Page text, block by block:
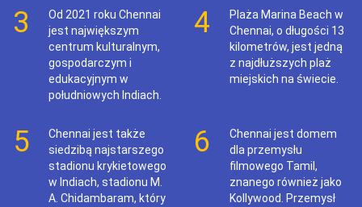
3
Od 2021 roku Chennai
jest największym
centrum kulturalnym,
gospodarczym i
edukacyjnym w
południowych Indiach.
4
Plaża Marina Beach w
Chennai, o długości 13
kilometrów, jest jedną
z najdłuższych plaż
miejskich na świecie.
5
Chennai jest także
siedzibą najstarszego
stadionu krykietowego
w Indiach, stadionu M.
A. Chidambaram, który
6
Chennai jest domem
dla przemysłu
filmowego Tamil,
znanego również jako
Kollywood. Przemysł